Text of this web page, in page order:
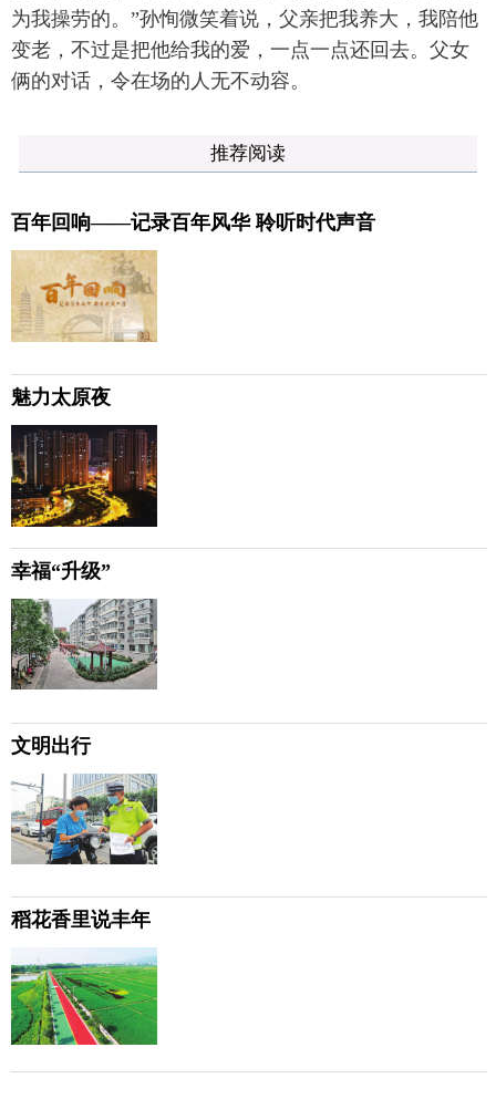
为我操劳的。”孙恂微笑着说，父亲把我养大，我陪他
变老，不过是把他给我的爱，一点一点还回去。父女
俩的对话，令在场的人无不动容。
推荐阅读
百年回响——记录百年风华 聆听时代声音
魅力太原夜
幸福“升级”
文明出行
稻花香里说丰年